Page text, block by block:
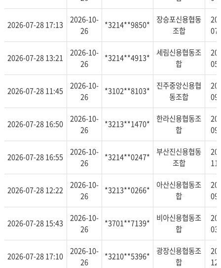
2026-07-28 17:13
2026-10-
26
*3214**9850*
장승포신용협동
조합
2026-07-28 13:21
2026-10-
26
*3214**4913*
세림신용협동조
합
2026-07-28 11:45
2026-10-
26
*3102**8103*
진주중앙신용협
동조합
2026-07-28 16:50
2026-10-
26
*3213**1470*
한라신용협동조
합
2026-07-28 16:55
2026-10-
26
*3214**0247*
부산진신용협동
조합
2026-07-28 12:22
2026-10-
26
*3213**0266*
아산신용협동조
합
2026-07-28 15:43
2026-10-
26
*3701**7139*
비아신용협동조
합
2026-07-28 17:10
2026-10-
26
*3210**5396*
광장신용협동조
합